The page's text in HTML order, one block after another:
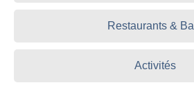
Restaurants &
Activités